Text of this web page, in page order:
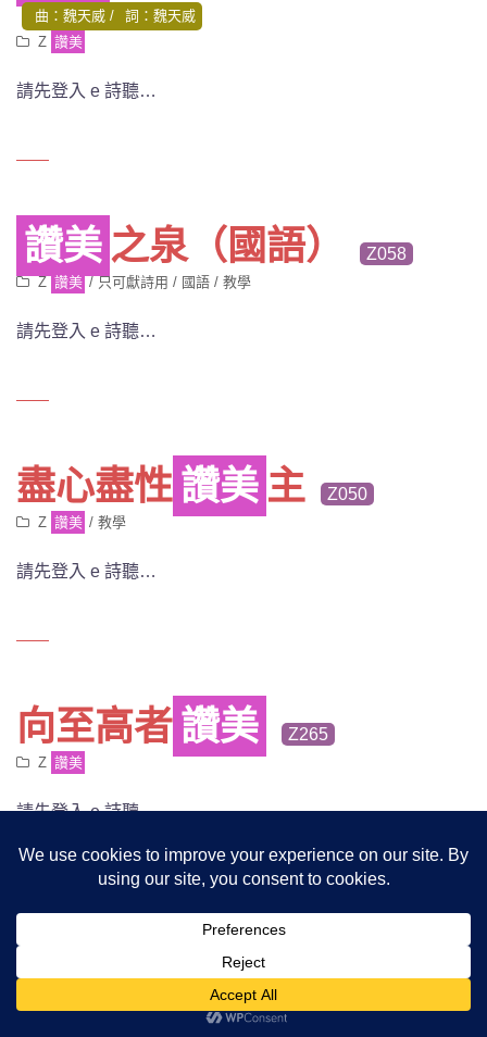
曲：魏天威
詞：魏天威
Z 讚美
請先登入 e 詩聽…
讚美 之泉（國語） Z058
Z 讚美 / 只可獻詩用 / 國語 /教學
請先登入 e 詩聽…
盡心盡性讚美 主 Z050
Z 讚美 /教學
請先登入 e 詩聽…
向至高者讚美 Z265
Z 讚美
請先登入 e 詩聽…
主啊，祢配得受讚美 Z270